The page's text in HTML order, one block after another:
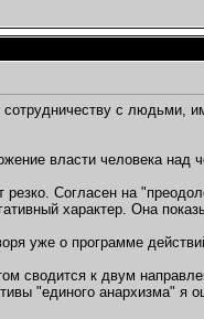
сотрудничеству с людьми,
власти человека над
резко. Согласен на
характер. Она
уже о программе
сводится к двум
"единого анархизма" я